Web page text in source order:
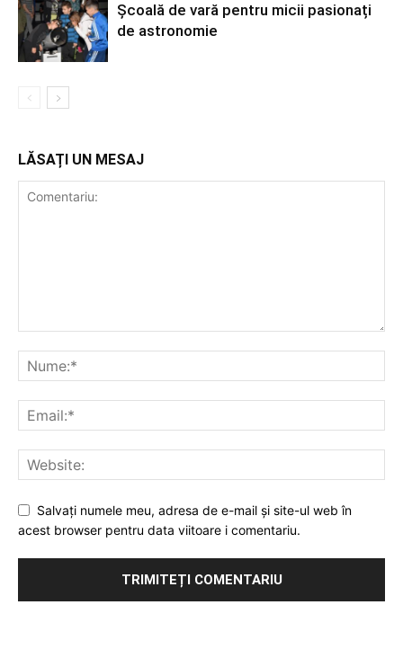
Școală de vară pentru micii pasionați
de astronomie
LĂSAȚI UN MESAJ
Salvați numele meu, adresa de e-mail și site-ul web în
acest browser pentru data viitoare i comentariu.